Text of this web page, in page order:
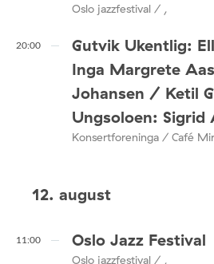
Oslo jazzfestival / ,
20:00
Gutvik Ukentlig:
Inga Margrete
Johansen / Ketil
Ungsoloen: Sigrid
Konsertforeninga / Café
12. august
11:00 Oslo Jazz Festival
Oslo jazzfestival / ,